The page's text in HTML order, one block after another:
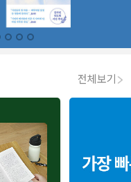
전체보기